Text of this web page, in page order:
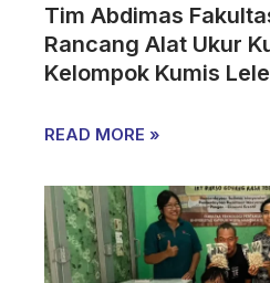
Tim Abdimas
Rancang Alat Ukur
Kelompok Kumis Lele
READ MORE »